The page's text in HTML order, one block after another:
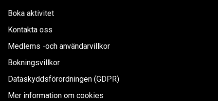
Boka aktivitet
Kontakta oss
Medlems -och användarvillkor
Bokningsvillkor
Dataskyddsförordningen (GDPR)
Mer information om cookies